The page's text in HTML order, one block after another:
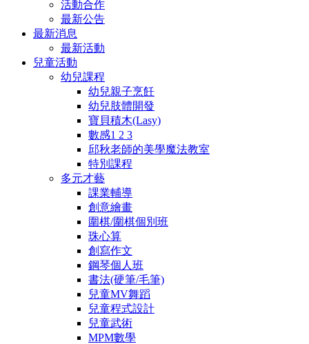
活動合作
最新公告
最新消息
最新活動
兒童活動
幼兒課程
幼兒親子烹飪
幼兒肢體開發
寶貝積木(Lasy)
數感1 2 3
邱秋老師的美學魔法教室
特別課程
多元才藝
課業輔導
創意繪畫
圍棋/圍棋個別班
珠心算
創寫作文
鋼琴個人班
書法(硬筆/毛筆)
兒童MV舞蹈
兒童程式設計
兒童武術
MPM數學